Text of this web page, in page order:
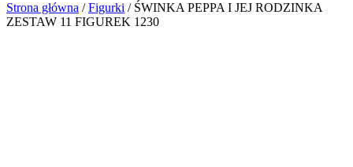
Strona główna /Figurki / ŚWINKA PEPPA I JEJ RODZINKA
ZESTAW 11 FIGUREK 1230